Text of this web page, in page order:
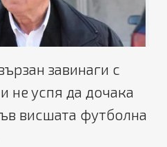
завинаги с
не успя да дочака
висшата футболна